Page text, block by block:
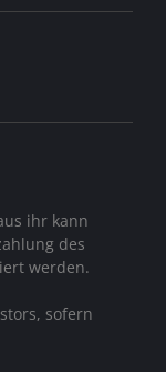
ihr kann
des
werden.
sofern